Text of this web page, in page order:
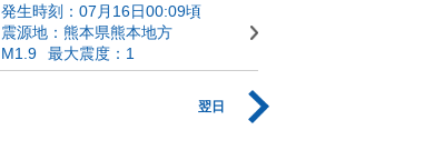
発生時刻：07月16日00:09頃
震源地：熊本県熊本地方
M1.9
最大震度：1
翌日